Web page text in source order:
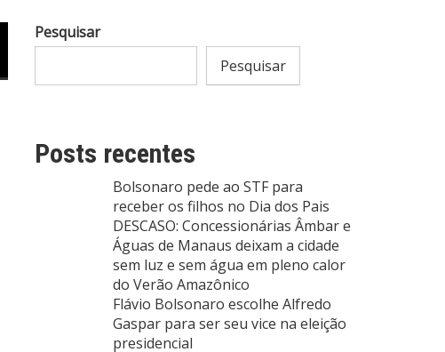
Pesquisar
Pesquisar
Posts recentes
Bolsonaro pede ao STF para
receber os filhos no Dia dos Pais
DESCASO: Concessionárias Âmbar e
Águas de Manaus deixam a cidade
sem luz e sem água em pleno calor
do Verão Amazônico
Flávio Bolsonaro escolhe Alfredo
Gaspar para ser seu vice na eleição
presidencial